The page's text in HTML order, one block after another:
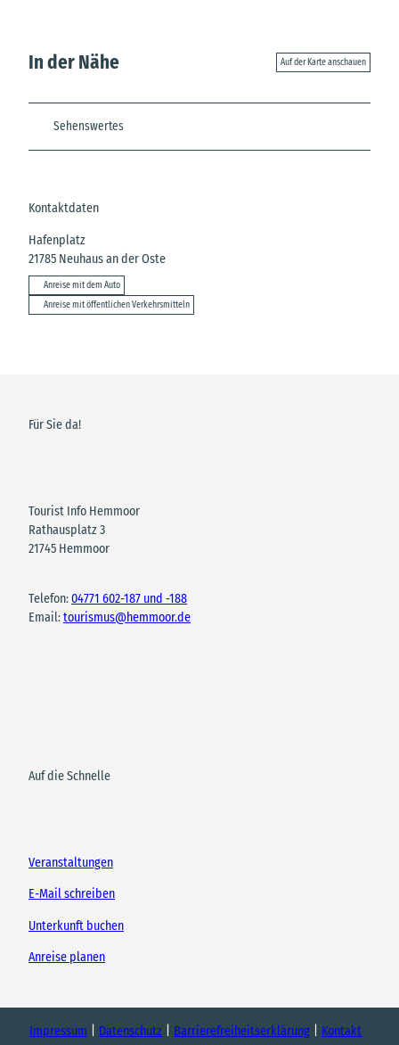
In der Nähe Auf der Karte anschauen
Sehenswertes
Kontaktdaten
Hafenplatz
21785 Neuhaus an der Oste
Anreise mit dem Auto
Anreise mit öffentlichen Verkehrsmitteln
Für Sie da!
Tourist Info Hemmoor
Rathausplatz 3
21745 Hemmoor
Telefon:04771 602-187 und -188
Email:tourismus@hemmoor.de
Auf die Schnelle
Veranstaltungen
E-Mail schreiben
Unterkunft buchen
Anreise planen
Impressum Datenschutz Barrierefreiheitserklärung Kontakt